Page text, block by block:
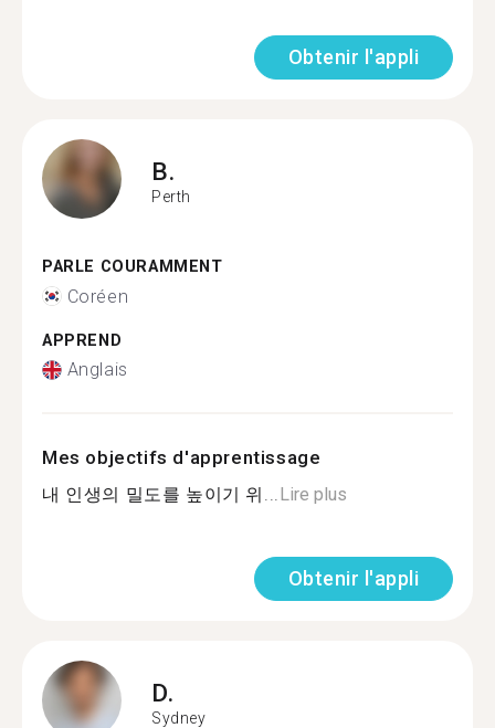
Obtenir l'appli
B.
Perth
PARLE COURAMMENT
Coréen
APPREND
Anglais
Mes objectifs d'apprentissage
내 인생의 밀도를 높이기 위...Lire plus
Obtenir l'appli
D.
Sydney